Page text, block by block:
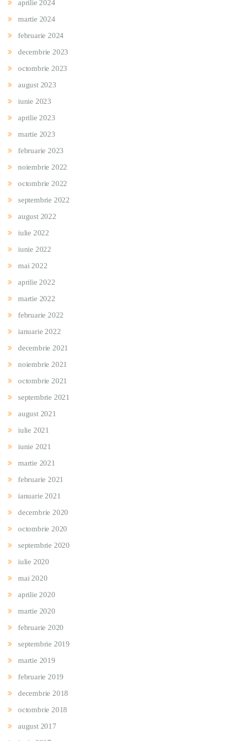
aprilie 2024
martie 2024
februarie 2024
decembrie 2023
octombrie 2023
august 2023
iunie 2023
aprilie 2023
martie 2023
februarie 2023
noiembrie 2022
octombrie 2022
septembrie 2022
august 2022
iulie 2022
iunie 2022
mai 2022
aprilie 2022
martie 2022
februarie 2022
ianuarie 2022
decembrie 2021
noiembrie 2021
octombrie 2021
septembrie 2021
august 2021
iulie 2021
iunie 2021
martie 2021
februarie 2021
ianuarie 2021
decembrie 2020
octombrie 2020
septembrie 2020
iulie 2020
mai 2020
aprilie 2020
martie 2020
februarie 2020
septembrie 2019
martie 2019
februarie 2019
decembrie 2018
octombrie 2018
august 2017